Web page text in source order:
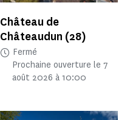
Château de
Châteaudun (28)
Fermé
Prochaine ouverture le 7
août 2026 à 10:00